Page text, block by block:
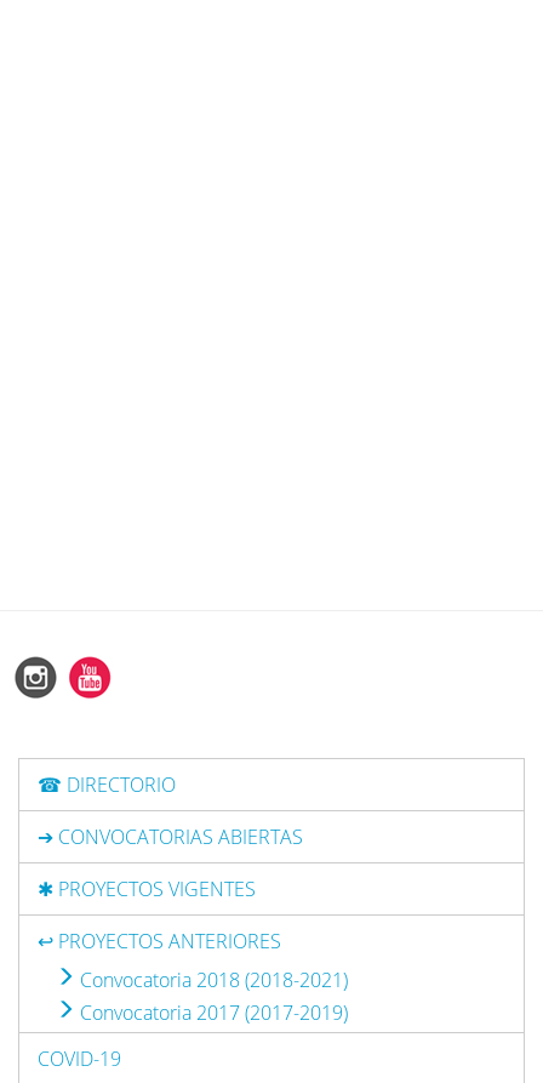
☎ DIRECTORIO
➔ CONVOCATORIAS ABIERTAS
✱ PROYECTOS VIGENTES
↩ PROYECTOS ANTERIORES
Convocatoria 2018 (2018-2021)
Convocatoria 2017 (2017-2019)
COVID-19